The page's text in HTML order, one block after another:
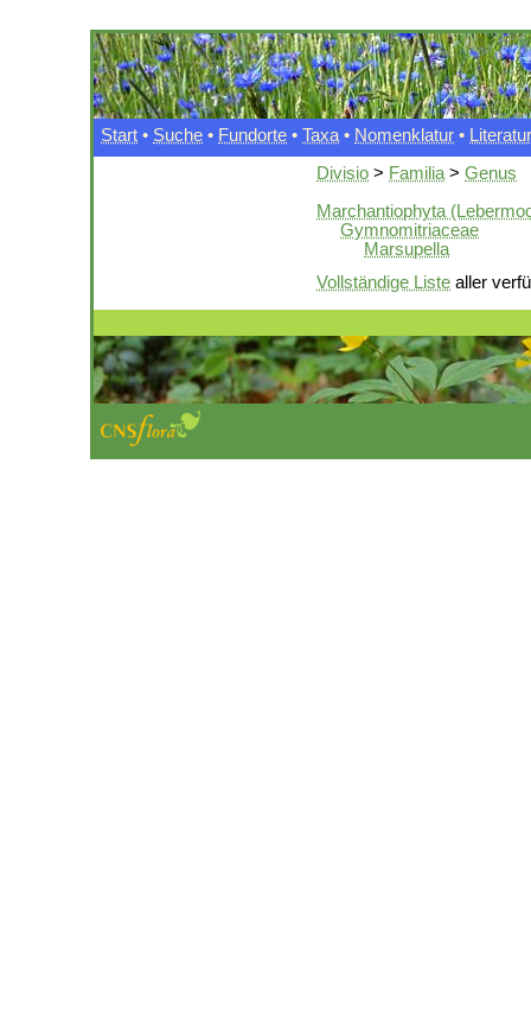
Start • Suche • Fundorte • Taxa • Nomenklatur • Literatur
Divisio > Familia > Genus
Marchantiophyta
Gymnomitriaceae
Marsupella
Vollständige Liste aller